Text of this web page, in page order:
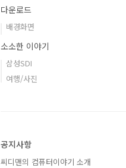
다운로드
배경화면
소소한 이야기
삼성SDI
여행/사진
공지사항
씨디맨의 컴퓨터이야기 소개